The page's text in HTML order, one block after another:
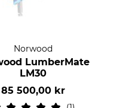
Norwood
LumberMate
LM30
85 500,00 kr